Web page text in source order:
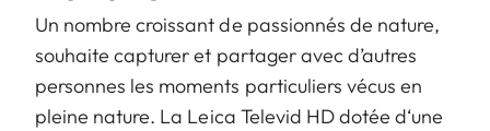
Un nombre croissant de passionnés de nature,
souhaite capturer et partager avec d’autres
personnes les moments particuliers vécus en
pleine nature. La Leica Televid HD dotée d‘une